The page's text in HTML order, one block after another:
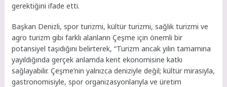
gerektiğini ifade etti.
Başkan Denizli, spor turizmi, kültür turizmi, sağlık turizmi ve
agro turizm gibi farklı alanların Çeşme için önemli bir
potansiyel taşıdığını belirterek, “Turizm ancak yılın tamamına
yayıldığında gerçek anlamda kent ekonomisine katkı
sağlayabilir. Çeşme’nin yalnızca deniziyle değil; kültür mirasıyla,
gastronomisiyle, spor organizasyonlarıyla ve üretim